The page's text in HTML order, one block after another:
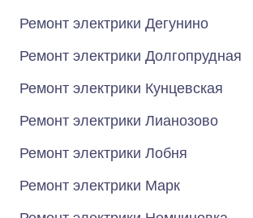
Ремонт электрики Дегунино
Ремонт электрики Долгопрудная
Ремонт электрики Кунцевская
Ремонт электрики Лианозово
Ремонт электрики Лобня
Ремонт электрики Марк